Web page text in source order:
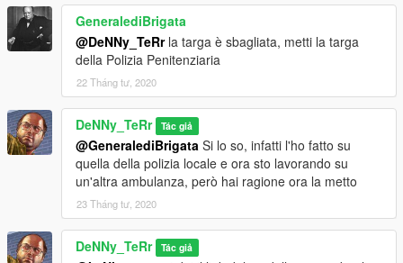
GeneralediBrigata
@DeNNy_TeRrla targa è sbagliata, metti la targa
della Polizia Penitenziaria
22 Tháng tư, 2020
DeNNy_TeRr Tác giả
@GeneralediBrigata Si lo so, infatti l'ho fatto su
quella della polizia locale e ora sto lavorando su
un'altra ambulanza, però hai ragione ora la metto
23 Tháng tư, 2020
DeNNy_TeRr Tác giả